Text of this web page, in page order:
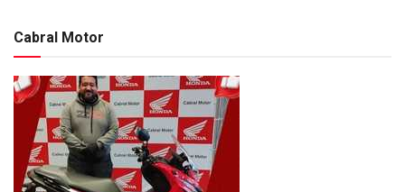
Cabral Motor